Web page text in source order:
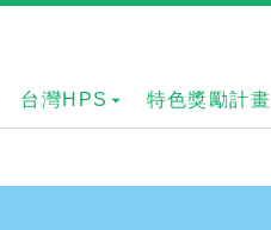
台灣HPS 特色獎勵計畫